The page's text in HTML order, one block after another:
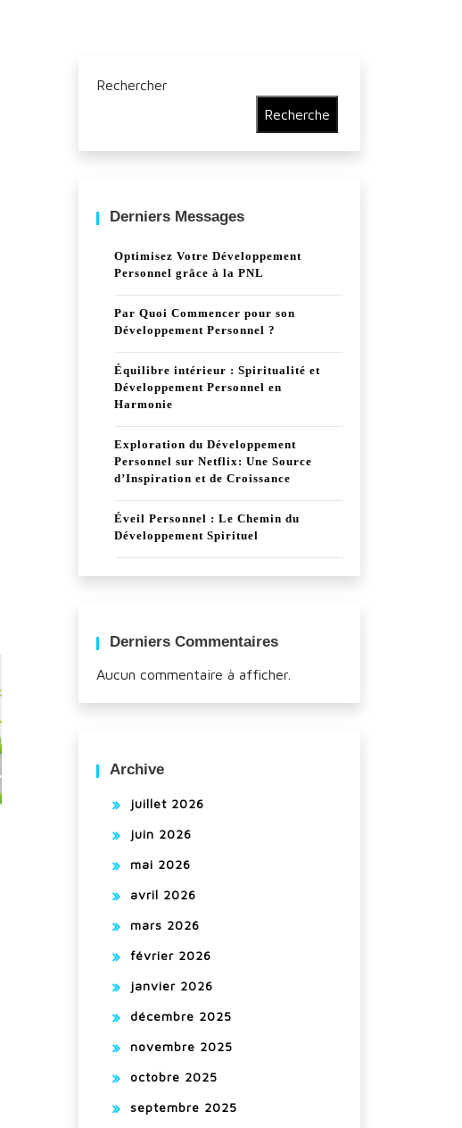
Rechercher
Recherche
Derniers Messages
Optimisez Votre Développement
Personnel grâce à la PNL
Par Quoi Commencer pour son
Développement Personnel ?
Équilibre intérieur : Spiritualité et
Développement Personnel en
Harmonie
Exploration du Développement
Personnel sur Netflix: Une Source
d’Inspiration et de Croissance
Éveil Personnel : Le Chemin du
Développement Spirituel
Derniers Commentaires
Aucun commentaire à afficher.
Archive
juillet 2026
juin 2026
mai 2026
avril 2026
mars 2026
février 2026
janvier 2026
décembre 2025
novembre 2025
octobre 2025
septembre 2025